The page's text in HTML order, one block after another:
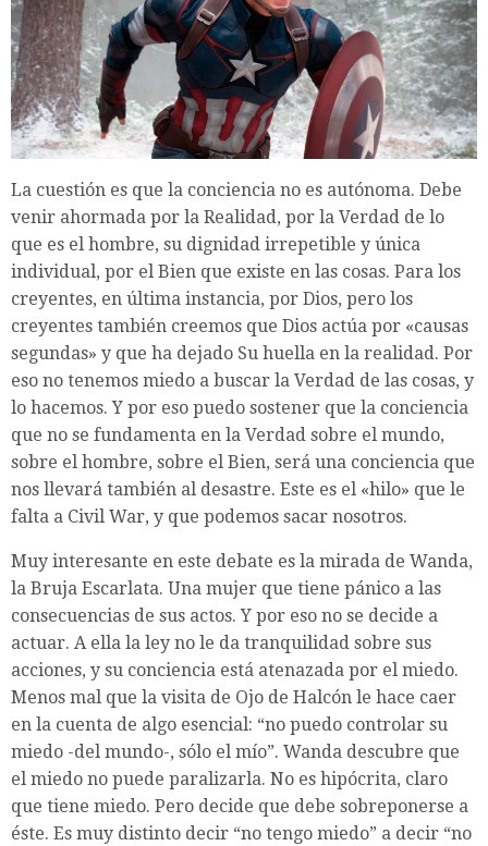
La cuestión es que la conciencia no es autónoma. Debe
venir ahormada por la Realidad, por la Verdad de lo
que es el hombre, su dignidad irrepetible y única
individual, por el Bien que existe en las cosas. Para los
creyentes, en última instancia, por Dios, pero los
creyentes también creemos que Dios actúa por «causas
segundas» y que ha dejado Su huella en la realidad. Por
eso no tenemos miedo a buscar la Verdad de las cosas, y
lo hacemos. Y por eso puedo sostener que la conciencia
que no se fundamenta en la Verdad sobre el mundo,
sobre el hombre, sobre el Bien, será una conciencia que
nos llevará también al desastre. Este es el «hilo» que le
falta a Civil War, y que podemos sacar nosotros.
Muy interesante en este debate es la mirada de Wanda,
la Bruja Escarlata. Una mujer que tiene pánico a las
consecuencias de sus actos. Y por eso no se decide a
actuar. A ella la ley no le da tranquilidad sobre sus
acciones, y su conciencia está atenazada por el miedo.
Menos mal que la visita de Ojo de Halcón le hace caer
en la cuenta de algo esencial: “no puedo controlar su
miedo -del mundo-, sólo el mío”. Wanda descubre que
el miedo no puede paralizarla. No es hipócrita, claro
que tiene miedo. Pero decide que debe sobreponerse a
éste. Es muy distinto decir “no tengo miedo” a decir “no